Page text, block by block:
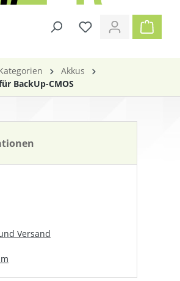
Akkus
BackUp-CMOS
Versand